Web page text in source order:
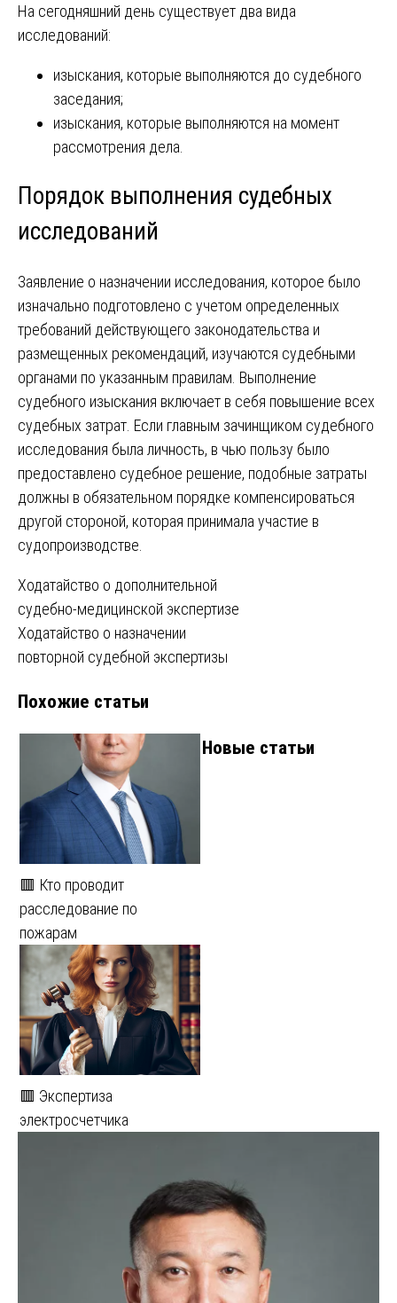
На сегодняшний день существует два вида
исследований:
изыскания, которые выполняются до судебного
заседания;
изыскания, которые выполняются на момент
рассмотрения дела.
Порядок выполнения судебных
исследований
Заявление о назначении исследования, которое было
изначально подготовлено с учетом определенных
требований действующего законодательства и
размещенных рекомендаций, изучаются судебными
органами по указанным правилам. Выполнение
судебного изыскания включает в себя повышение всех
судебных затрат. Если главным зачинщиком судебного
исследования была личность, в чью пользу было
предоставлено судебное решение, подобные затраты
должны в обязательном порядке компенсироваться
другой стороной, которая принимала участие в
судопроизводстве.
Навигация
по
записям
Ходатайство о дополнительной
судебно-медицинской экспертизе
Ходатайство о назначении
повторной судебной экспертизы
Похожие статьи
🟥 Кто проводит
расследование по
пожарам
🟥 Экспертиза
электросчетчика
Новые статьи